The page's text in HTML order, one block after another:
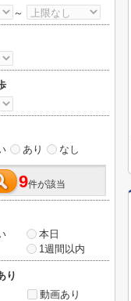
～
あり なし
9件が該当
本日
1週間以内
り
動画あり